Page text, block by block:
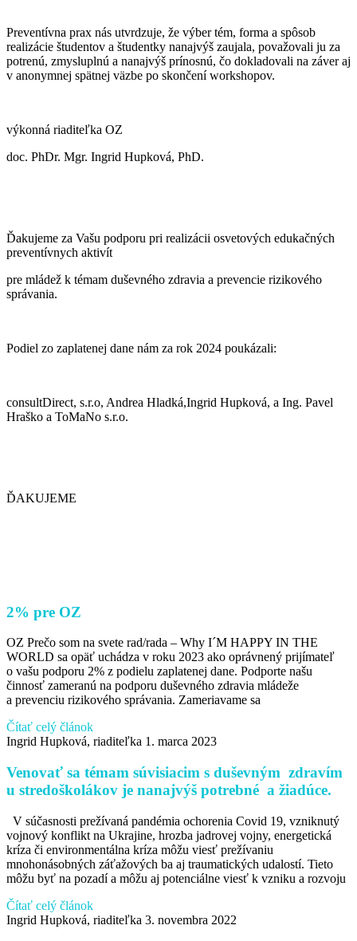
Preventívna prax nás utvrdzuje, že výber tém, forma a spôsob
realizácie študentov a študentky nanajvýš zaujala, považovali ju za
potrenú, zmysluplnú a nanajvýš prínosnú, čo dokladovali na záver aj
v anonymnej spätnej väzbe po skončení workshopov.
výkonná riaditeľka OZ
doc. PhDr. Mgr. Ingrid Hupková, PhD.
Ďakujeme za Vašu podporu pri realizácii osvetových edukačných
preventívnych aktivít
pre mládež k témam duševného zdravia a prevencie rizikového
správania.
Podiel zo zaplatenej dane nám za rok 2024 poukázali:
consultDirect, s.r.o, Andrea Hladká,Ingrid Hupková, a Ing. Pavel
Hraško a ToMaNo s.r.o.
ĎAKUJEME
2% pre OZ
OZ Prečo som na svete rad/rada – Why I´M HAPPY IN THE
WORLD sa opäť uchádza v roku 2023 ako oprávnený prijímateľ
o vašu podporu 2% z podielu zaplatenej dane. Podporte našu
činnosť zameranú na podporu duševného zdravia mládeže
a prevenciu rizikového správania. Zameriavame sa
Čítať celý článok
Ingrid Hupková, riaditeľka 1. marca 2023
Venovať sa témam súvisiacim s duševným zdravím
u stredoškolákov je nanajvýš potrebné a žiadúce.
V súčasnosti prežívaná pandémia ochorenia Covid 19, vzniknutý
vojnový konflikt na Ukrajine, hrozba jadrovej vojny, energetická
kríza či environmentálna kríza môžu viesť prežívaniu
mnohonásobných záťažových ba aj traumatických udalostí. Tieto
môžu byť na pozadí a môžu aj potenciálne viesť k vzniku a rozvoju
Čítať celý článok
Ingrid Hupková, riaditeľka 3. novembra 2022